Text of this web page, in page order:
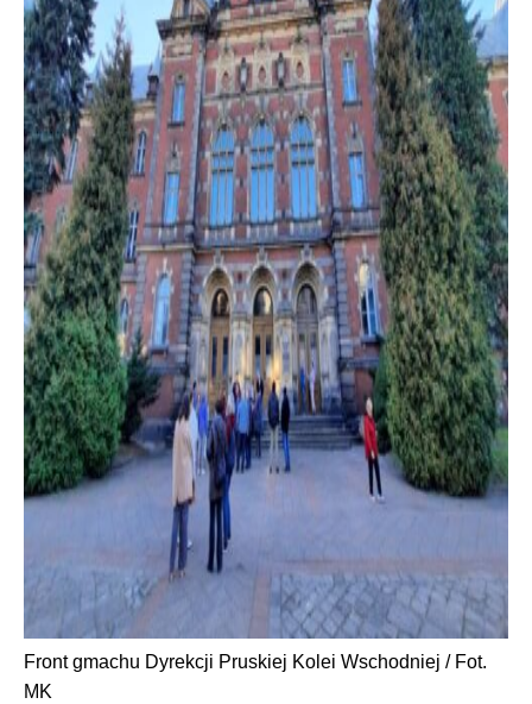
Front gmachu Dyrekcji Pruskiej Kolei Wschodniej / Fot.
MK